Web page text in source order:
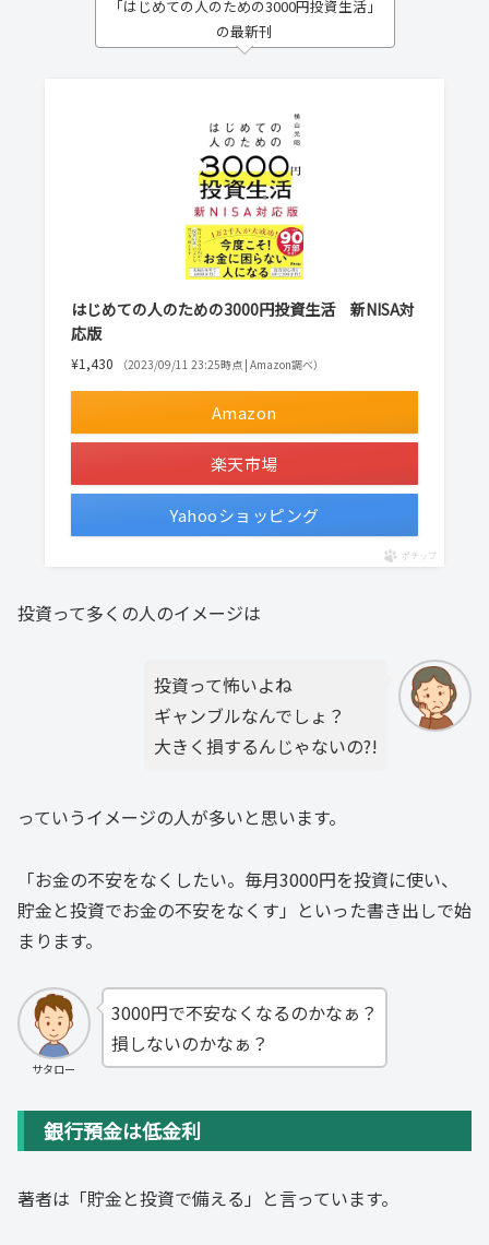
「はじめての人のための3000円投資生活」
の最新刊
はじめての人のための3000円投資生活 新NISA対
応版
¥1,430 （2023/09/11 23:25時点 | Amazon調べ）
Amazon
楽天市場
Yahooショッピング
ポチップ
投資って多くの人のイメージは
投資って怖いよね
ギャンブルなんでしょ？
大きく損するんじゃないの?!
っていうイメージの人が多いと思います。
「お金の不安をなくしたい。毎月3000円を投資に使い、
貯金と投資でお金の不安をなくす」といった書き出しで始
まります。
サタロー
3000円で不安なくなるのかなぁ？
損しないのかなぁ？
銀行預金は低金利
著者は「貯金と投資で備える」と言っています。